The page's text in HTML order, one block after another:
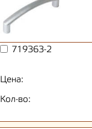
719363-2
Цена:
Кол-во: